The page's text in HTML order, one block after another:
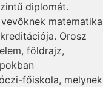
diplomát.
matematika
Orosz
földrajz,
főiskola, melynek